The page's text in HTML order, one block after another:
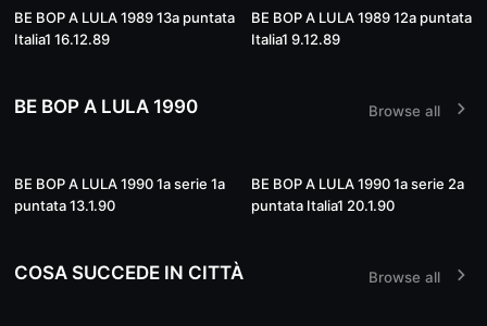
52:28
BE BOP A LULA 1989 13a puntata
Italia1 16.12.89
51:34
BE BOP A LULA 1989 12a puntata
Italia1 9.12.89
BE BOP A LULA 1990 Browse all
50:31
BE BOP A LULA 1990 1a serie 1a
puntata 13.1.90
53:24
BE BOP A LULA 1990 1a serie 2a
puntata Italia1 20.1.90
COSA SUCCEDE IN CITTÀ Browse all